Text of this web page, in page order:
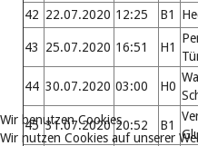
42 22.07.2020 12:25 B1
43 25.07.2020 16:51 H1
44 30.07.2020 03:00 H0
45 31.07.2020 20:52 B1
Wir benutzen Cookies
Wir nutzen Cookies auf unserer